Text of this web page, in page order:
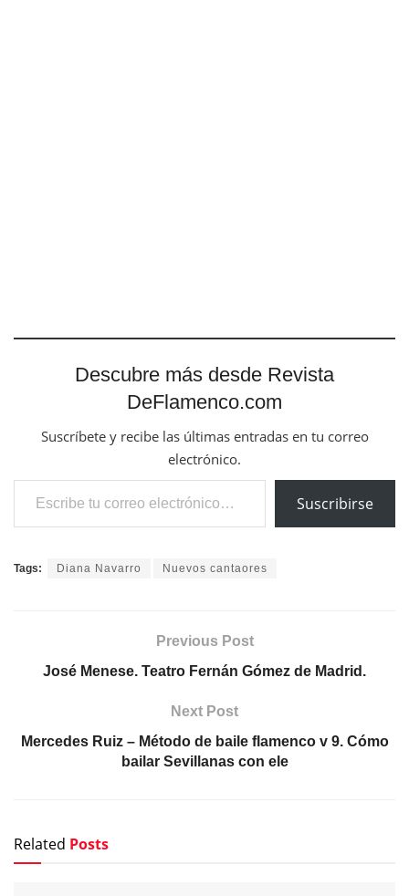
Descubre más desde Revista
DeFlamenco.com
Suscríbete y recibe las últimas entradas en tu correo
electrónico.
Escribe tu correo electrónico…
Suscribirse
Tags: Diana Navarro Nuevos cantaores
Previous Post
José Menese. Teatro Fernán Gómez de Madrid.
Next Post
Mercedes Ruiz – Método de baile flamenco v 9. Cómo
bailar Sevillanas con ele
Related Posts